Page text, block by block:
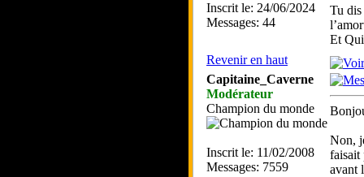
Inscrit le: 24/06/2024
Messages: 44
Tu dis
Et
Revenir en haut
Capitaine_Caverne
Modérateur
Champion du monde
Inscrit le: 11/02/2008
Messages: 7559
Non,
faisait
avant